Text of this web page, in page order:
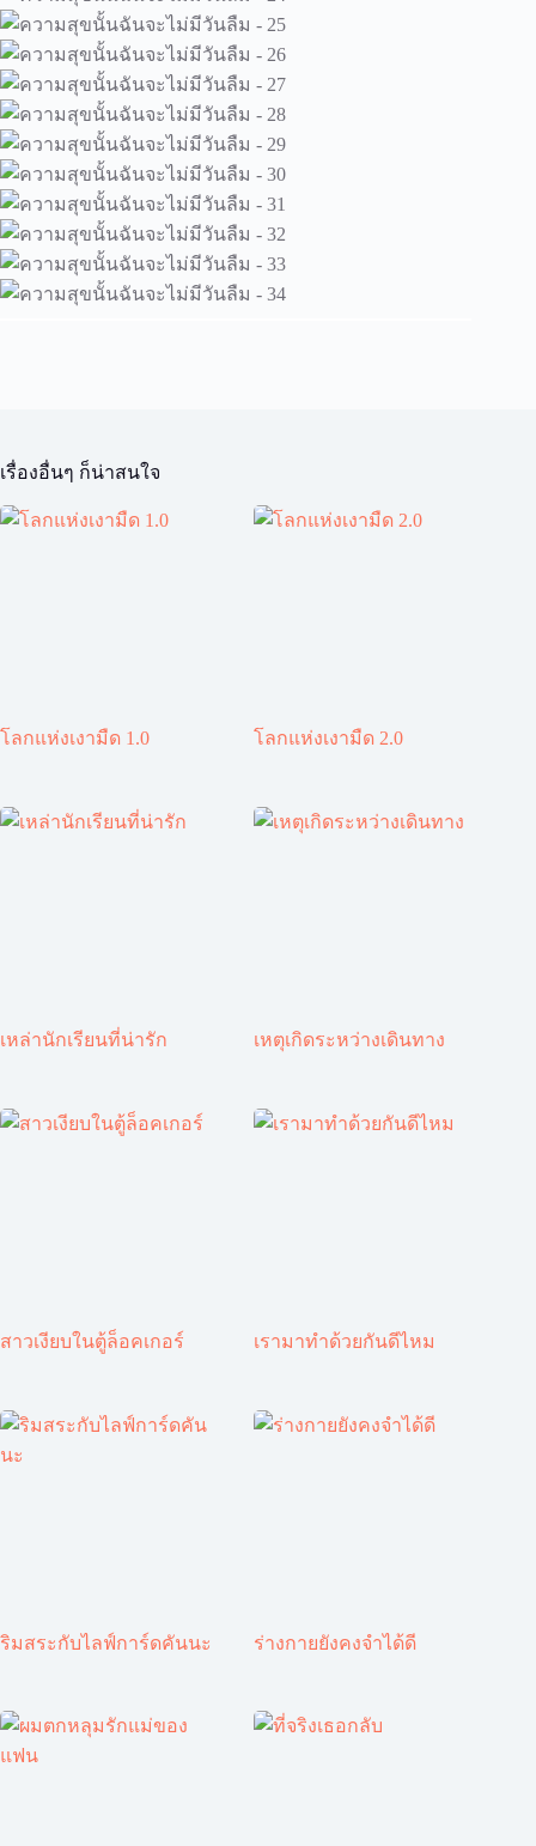
เรื่องอื่นๆ ก็น่าสนใจ
โลกแห่งเงามืด 1.0 โลกแห่งเงามืด 2.0
เหล่านักเรียนที่น่ารัก เหตุเกิดระหว่างเดินทาง
สาวเงียบในตู้ล็อคเกอร์ เรามาทำด้วยกันดีไหม
ริมสระกับไลฟ์การ์ดคันนะ ร่างกายยังคงจำได้ดี